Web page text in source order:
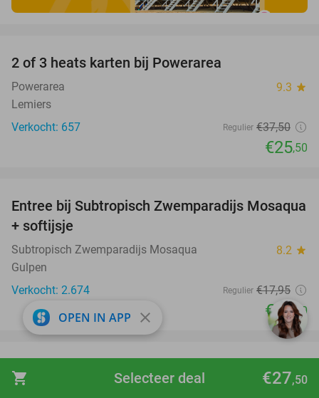
shopping_cart €27,50
Selecteer deal
2 of 3 heats karten bij Powerarea
Powerarea 9.3 star
Lemiers
Verkocht: 657
Regulier €37,50
€25,50
25%
Entree bij Subtropisch Zwemparadijs Mosaqua
+ softijsje
Subtropisch Zwemparadijs Mosaqua 8.2 star
Gulpen
Verkocht: 2.674
Regulier €17,95
€13,50
50%
favorite_border
3-gangen keuzediner of brunch
OPEN IN APP close